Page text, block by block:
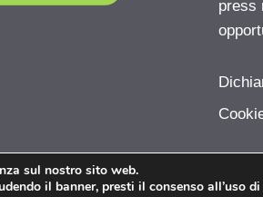
press
ipad.it © 2026. All
sul nostro sito web.
il banner, presti il consenso all’uso